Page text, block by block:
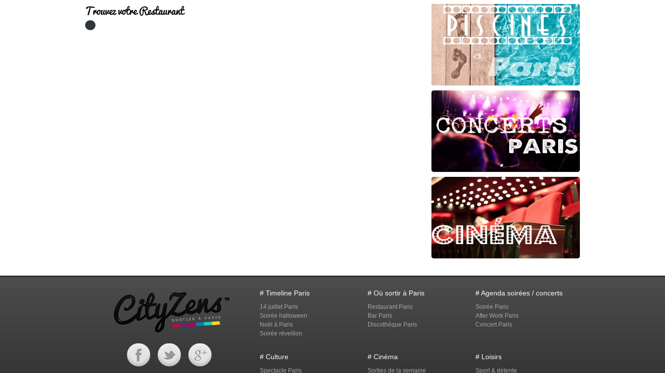
Trouvez votre Restaurant
# Timeline Paris
14 juillet Paris
Soirée halloween
Noël à Paris
Soirée réveillon
# Où sortir à Paris
Restaurant Paris
Bar Paris
Discothèque Paris
# Agenda soirées / concerts
Soirée Paris
After Work Paris
Concert Paris
# Culture
Spectacle Paris
# Cinéma
Sorties de la semaine
# Loisirs
Sport & détente